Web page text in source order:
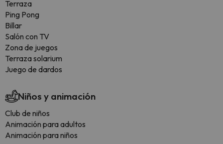
Terraza
Ping Pong
Billar
Salón con TV
Zona de juegos
Terraza solarium
Juego de dardos
Niños y animación
Club de niños
Animación para adultos
Animación para niños